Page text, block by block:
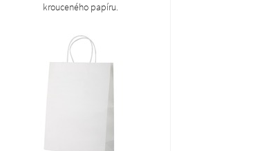
krouceného papíru.